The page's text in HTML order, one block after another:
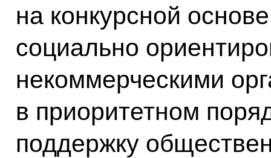
на конкурсной
социально
некоммерческими
в приоритетном
поддержку